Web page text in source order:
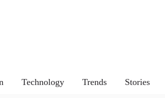
Technology Trends Stories